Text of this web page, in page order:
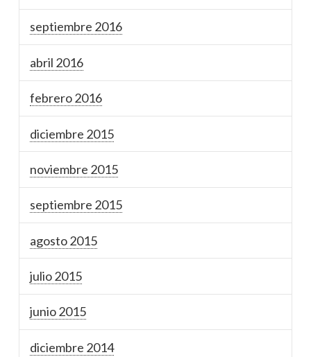
septiembre 2016
abril 2016
febrero 2016
diciembre 2015
noviembre 2015
septiembre 2015
agosto 2015
julio 2015
junio 2015
diciembre 2014